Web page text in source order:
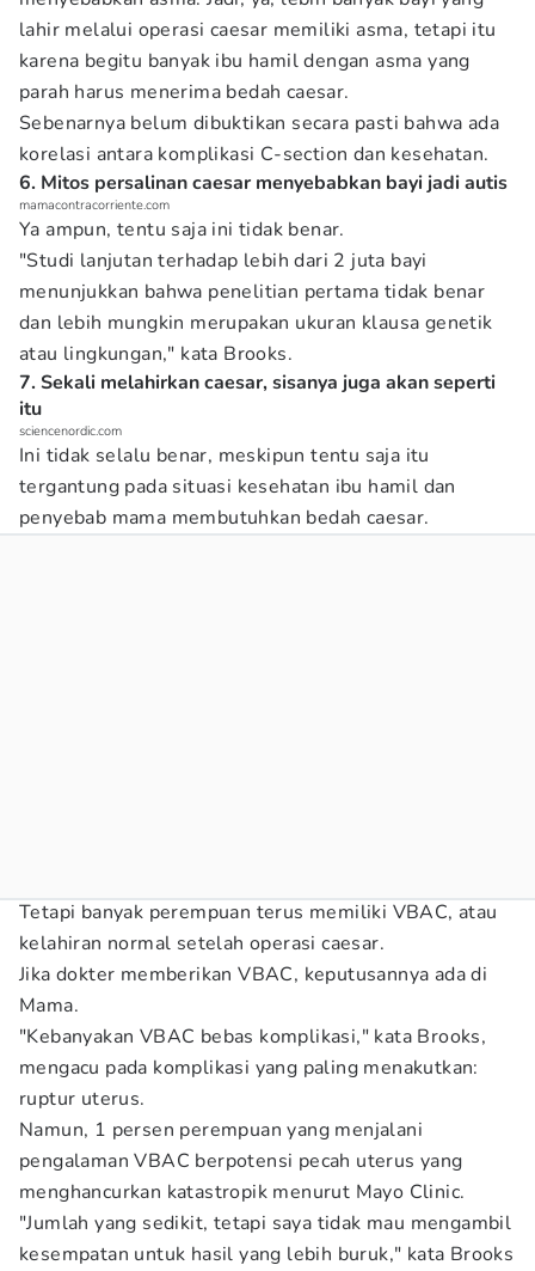
lahir melalui operasi caesar memiliki asma, tetapi itu
karena begitu banyak ibu hamil dengan asma yang
parah harus menerima bedah caesar.
Sebenarnya belum dibuktikan secara pasti bahwa ada
korelasi antara komplikasi C-section dan kesehatan.
6. Mitos persalinan caesar menyebabkan bayi jadi autis
mamacontracorriente.com
Ya ampun, tentu saja ini tidak benar.
"Studi lanjutan terhadap lebih dari 2 juta bayi
menunjukkan bahwa penelitian pertama tidak benar
dan lebih mungkin merupakan ukuran klausa genetik
atau lingkungan," kata Brooks.
7. Sekali melahirkan caesar, sisanya juga akan seperti
itu
sciencenordic.com
Ini tidak selalu benar, meskipun tentu saja itu
tergantung pada situasi kesehatan ibu hamil dan
penyebab mama membutuhkan bedah caesar.
Tetapi banyak perempuan terus memiliki VBAC, atau
kelahiran normal setelah operasi caesar.
Jika dokter memberikan VBAC, keputusannya ada di
Mama.
"Kebanyakan VBAC bebas komplikasi," kata Brooks,
mengacu pada komplikasi yang paling menakutkan:
ruptur uterus.
Namun, 1 persen perempuan yang menjalani
pengalaman VBAC berpotensi pecah uterus yang
menghancurkan katastropik menurut Mayo Clinic.
"Jumlah yang sedikit, tetapi saya tidak mau mengambil
kesempatan untuk hasil yang lebih buruk," kata Brooks